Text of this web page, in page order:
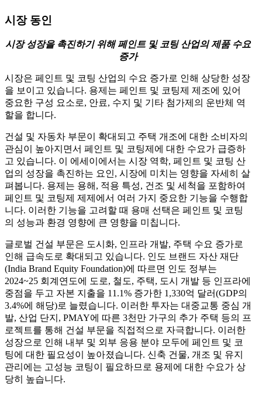
시장 동인
시장 성장을 촉진하기 위해 페인트 및 코팅 산업의 제품 수요
증가
시장은 페인트 및 코팅 산업의 수요 증가로 인해 상당한 성장
을 보이고 있습니다. 용제는 페인트 및 코팅제 제조에 있어
중요한 구성 요소로, 안료, 수지 및 기타 첨가제의 운반체 역
할을 합니다.
건설 및 자동차 부문이 확대되고 주택 개조에 대한 소비자의
관심이 높아지면서 페인트 및 코팅제에 대한 수요가 급증하
고 있습니다. 이 에세이에서는 시장 역학, 페인트 및 코팅 산
업의 성장을 촉진하는 요인, 시장에 미치는 영향을 자세히 살
펴봅니다. 용제는 용해, 적용 특성, 건조 및 세척을 포함하여
페인트 및 코팅제 제제에서 여러 가지 중요한 기능을 수행합
니다. 이러한 기능을 고려할 때 용매 선택은 페인트 및 코팅
의 성능과 환경 영향에 큰 영향을 미칩니다.
글로벌 건설 부문은 도시화, 인프라 개발, 주택 수요 증가로
인해 급속도로 확대되고 있습니다. 인도 브랜드 자산 재단
(India Brand Equity Foundation)에 따르면 인도 정부는
2024~25 회계연도에 도로, 철도, 주택, 도시 개발 등 인프라에
중점을 두고 자본 지출을 11.1% 증가한 1,330억 달러(GDP의
3.4%에 해당)로 늘렸습니다. 이러한 투자는 대중교통 중심 개
발, 산업 단지, PMAY에 따른 3천만 가구의 추가 주택 등의 프
로젝트를 통해 건설 부문을 직접적으로 자극합니다. 이러한
성장으로 인해 내부 및 외부 응용 분야 모두에 페인트 및 코
팅에 대한 필요성이 높아졌습니다. 신축 건물, 개조 및 유지
관리에는 고성능 코팅이 필요하므로 용제에 대한 수요가 상
당히 높습니다.